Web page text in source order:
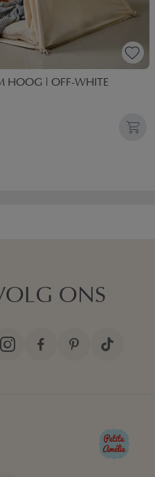
HOOG | OFF-WHITE
ONS